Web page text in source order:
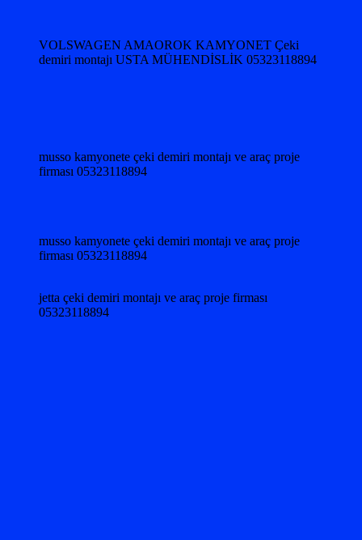
VOLSWAGEN AMAOROK KAMYONET Çeki
demiri montajı USTA MÜHENDİSLİK 05323118894
musso kamyonete çeki demiri montajı ve araç proje
firması 05323118894
musso kamyonete çeki demiri montajı ve araç proje
firması 05323118894
jetta çeki demiri montajı ve araç proje firması
05323118894